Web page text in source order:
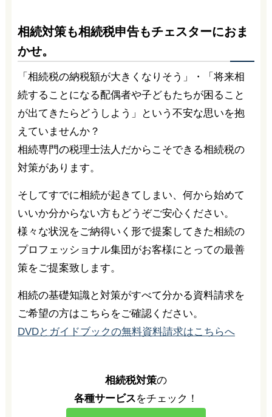
相続対策も相続税申告もチェスターにおま
かせ。
「相続税の納税額が大きくなりそう」・「将来相
続することになる配偶者や子どもたちが困ること
が出てきたらどうしよう」という不安な思いを抱
えていませんか？
相続専門の税理士法人だからこそできる相続税の
対策があります。
そしてすでに相続が起きてしまい、何から始めて
いいか分からない方もどうぞご安心ください。
様々な状況をご納得いく形で提案してきた相続の
プロフェッショナル集団がお客様にとっての最善
策をご提案致します。
相続の基礎知識と対策がすべて分かる資料請求を
ご希望の方はこちらをご確認ください。
DVDとガイドブックの無料資料請求はこちらへ
相続税対策の
各種サービスをチェック！